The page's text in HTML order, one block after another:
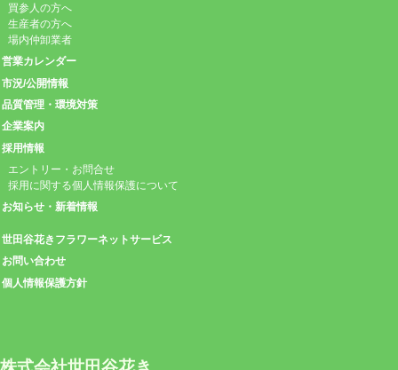
買参人の方へ
生産者の方へ
場内仲卸業者
営業カレンダー
市況/公開情報
品質管理・環境対策
企業案内
採用情報
エントリー・お問合せ
採用に関する個人情報保護について
お知らせ・新着情報
世田谷花きフラワーネットサービス
お問い合わせ
個人情報保護方針